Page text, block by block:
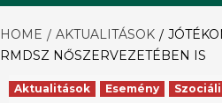
HOME AKTUALITÁSOK
RMDSZ NŐSZERVEZETÉBEN IS
Aktualitások Esemény